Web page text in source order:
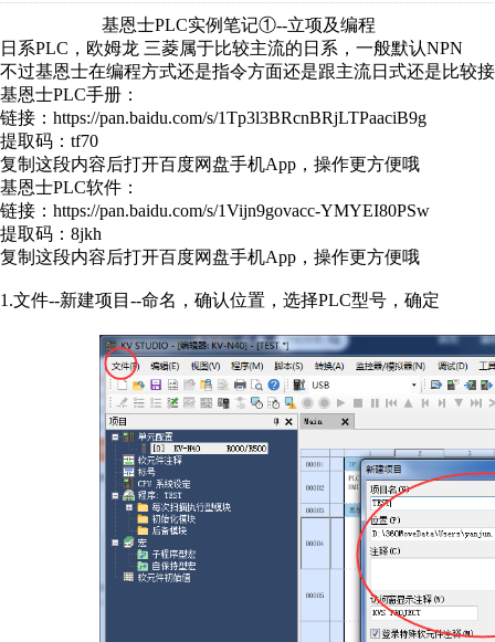
基恩士PLC实例笔记①--立项及编程
日系PLC，欧姆龙 三菱属于比较主流的日系，一般默认NPN
不过基恩士在编程方式还是指令方面还是跟主流日式还是比较
基恩士PLC手册：
链接：https://pan.baidu.com/s/1Tp3l3BRcnBRjLTPaaciB9g
提取码：tf70
复制这段内容后打开百度网盘手机App，操作更方便哦
基恩士PLC软件：
链接：https://pan.baidu.com/s/1Vijn9govacc-YMYEI80PSw
提取码：8jkh
复制这段内容后打开百度网盘手机App，操作更方便哦
1.文件--新建项目--命名，确认位置，选择PLC型号，确定